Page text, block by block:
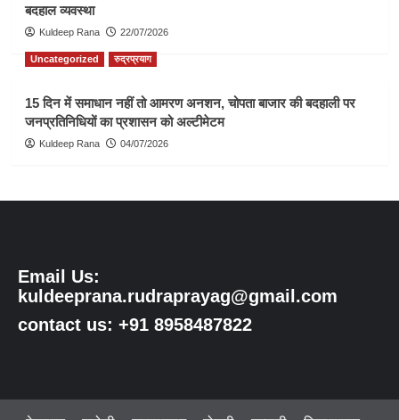
बदहाल व्यवस्था
Kuldeep Rana 22/07/2026
Uncategorized रुद्रप्रयाग
15 दिन में समाधान नहीं तो आमरण अनशन, चोपता बाजार की बदहाली पर
जनप्रतिनिधियों का प्रशासन को अल्टीमेटम
Kuldeep Rana 04/07/2026
Email Us:
kuldeeprana.rudraprayag@gmail.com
contact us: +91 8958487822